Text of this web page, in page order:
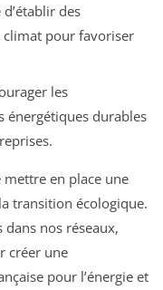
des
climat pour favoriser
les
énergétiques durables
mettre en place une
transition écologique.
nos réseaux,
créer une
pour l’énergie et